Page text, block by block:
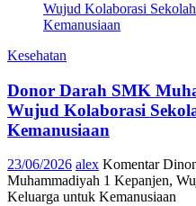
Kesehatan
Donor Darah SMK
Wujud Kolaborasi
Kemanusiaan
23/06/2026 alex Komentar
Muhammadiyah 1 Kepanjen,
Keluarga untuk Kemanusiaan